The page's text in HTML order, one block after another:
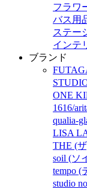
フラワ
バス用
ステー
インテ
ブランド
ONE
1616/
qualia-
LISA
THE (
soil (ソ
tempo (
studio